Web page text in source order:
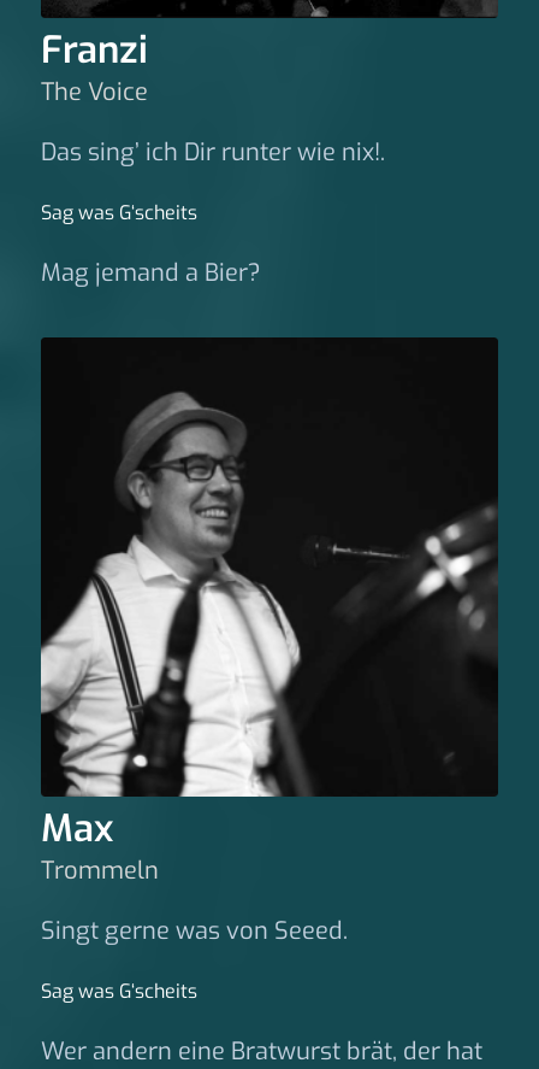
Franzi
The Voice
Das sing’ ich Dir runter wie nix!.
Sag was G‘scheits
Mag jemand a Bier?
Max
Trommeln
Singt gerne was von Seeed.
Sag was G‘scheits
Wer andern eine Bratwurst brät, der hat